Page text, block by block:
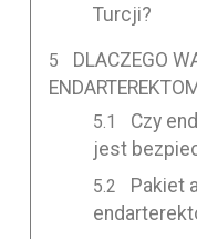
Turcji?
DLACZEGO
Czy
jest
Pakiet